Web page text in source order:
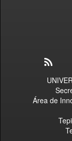
Área de